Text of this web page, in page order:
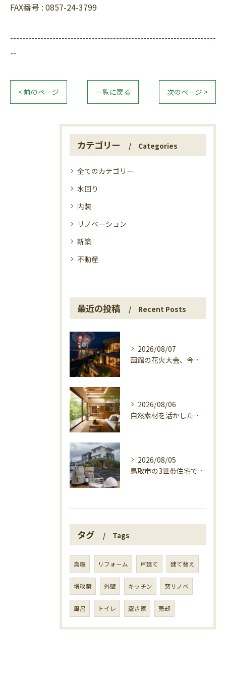
FAX番号 : 0857-24-3799
--------------------------------------------------------------------
--
< 前のページ 一覧に戻る 次のページ >
カテゴリー Categories
全てのカテゴリー
水回り
内装
リノベーション
新築
不動産
最近の投稿 Recent Posts
2026/08/07
函館の花火大会、今日の開催確認と湯の川の夜
2026/08/06
自然素材を活かした家づくり、マエタ木材の目線
2026/08/05
鳥取市の3世帯住宅で考える警戒レベル4避難指示
タグ Tags
鳥取 リフォーム 戸建て 建て替え
増改築 外壁 キッチン 窓リノベ
風呂 トイレ 空き家 売却